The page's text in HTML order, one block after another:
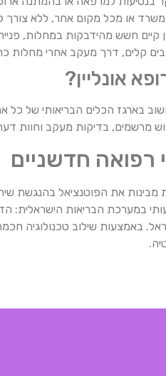
או מכל מקום אחר, ללא צורך
קיים חשש מהידבקות במחלות,
קלים, דרך מעקב אחרי מחלות
אונליין?
בארגז הכלים הבריאותי של כל
מרשמים, בדיקות מעקב וחוות
רפואה חדשניים